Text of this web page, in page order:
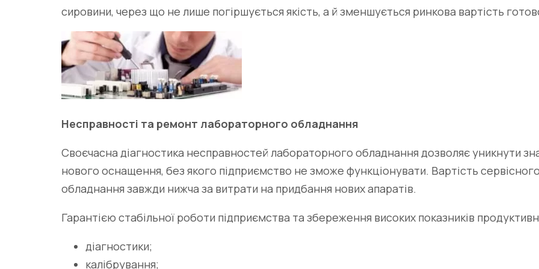
сировини, через що не лише погіршується якість, а й зменшується ринкова вартість
Несправності та ремонт лабораторного обладнання
Своєчасна діагностика несправностей лабораторного обладнання дозволяє уникнути
нового оснащення, без якого підприємство не зможе функціонувати. Вартість
обладнання завжди нижча за витрати на придбання нових апаратів.
Гарантією стабільної роботи підприємства та збереження високих показників
діагностики;
калібрування;